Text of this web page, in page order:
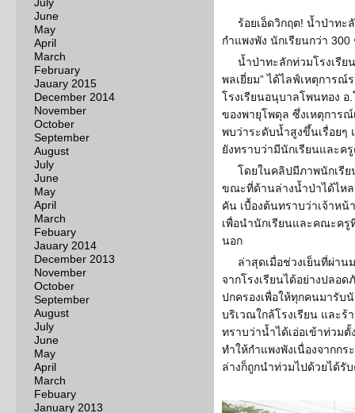
June
May
April
March
February
Jauary 2015
December 2014
November
October
September
August
July
June
May
April
March
Febuary
Jauary 2014
December 2013
November
October
September
August
July
June
May
April
March
Febuary
January 2013
ร้อยเอ็ดวิกฤต! น้ำป่าทะ
กำแพงพัง นักเรียนกว่า
น้ำป่าทะลักท่วมโรงเรีย
พลเยี่ยม” ได้ไลฟ์เหตุการ
โรงเรียนอนุบาลโพนทอง อ
ของพายุโพดุล ซึ่งเหตุการ
พบว่าระดับน้ำสูงขึ้นเรื่อยๆ
ยังทราบว่ามีนักเรียนและค
โดยในคลิปมีภาพนักเรี
ขณะที่ด้านล่างน้ำป่าได้ไห
คัน เบื้องต้นทราบว่าเจ้าหน้
เพื่อนำนักเรียนและคณะครู
นอก
ล่าสุดเมื่อช่วงเย็นที่ผ่าน
จากโรงเรียนได้อย่างปลอ
ปกครองเพื่อให้ทุกคนมารับ
บริเวณใกล้โรงเรียน และร้
ทราบว่าน้ำได้เอ่อเข้าท่วม
ทำให้กำแพงพังเนื่องจากก
ล่างก็ถูกนำท่วมไปด้วยได้รั